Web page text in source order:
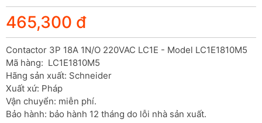
465,300 đ
Contactor 3P 18A 1N/O 220VAC LC1E - Model LC1E1810M5
Mã hàng:  LC1E1810M5
Hãng sản xuất: Schneider
Xuất xứ: Pháp
Vận chuyển: miễn phí.
Bảo hành: bảo hành 12 tháng do lỗi nhà sản xuất.